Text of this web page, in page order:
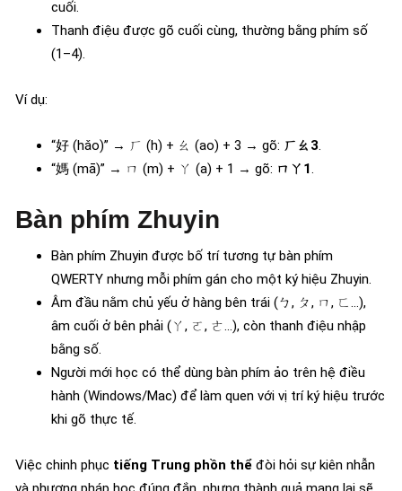
cuối.
Thanh điệu được gõ cuối cùng, thường bằng phím số
(1–4).
Ví dụ:
“好 (hǎo)” → ㄏ (h) + ㄠ (ao) + 3 → gõ: ㄏㄠ3.
“媽 (mā)” → ㄇ (m) + ㄚ (a) + 1 → gõ: ㄇㄚ1.
Bàn phím Zhuyin
Bàn phím Zhuyin được bố trí tương tự bàn phím
QWERTY nhưng mỗi phím gán cho một ký hiệu Zhuyin.
Âm đầu nằm chủ yếu ở hàng bên trái (ㄅ, ㄆ, ㄇ, ㄈ…),
âm cuối ở bên phải (ㄚ, ㄛ, ㄜ…), còn thanh điệu nhập
bằng số.
Người mới học có thể dùng bàn phím ảo trên hệ điều
hành (Windows/Mac) để làm quen với vị trí ký hiệu trước
khi gõ thực tế.
Việc chinh phục tiếng Trung phồn thể đòi hỏi sự kiên nhẫn